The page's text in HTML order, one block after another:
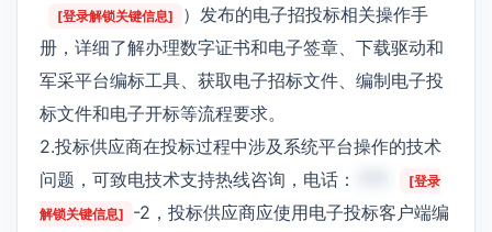
[登录解锁关键信息]
）发布的电子招投标相关操作手
册，详细了解办理数字证书和电子签章、下载驱动和
军采平台编标工具、获取电子招标文件、编制电子投
标文件和电子开标等流程要求。
2.投标供应商在投标过程中涉及系统平台操作的技术
问题，可致电技术支持热线咨询，电话：
[登录
解锁关键信息]
-2，投标供应商应使用电子投标客户端编